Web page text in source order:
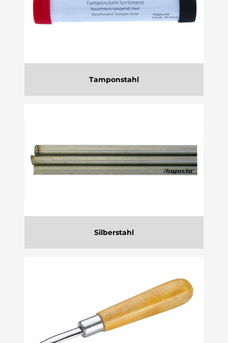
Tamponstahl
Silberstahl